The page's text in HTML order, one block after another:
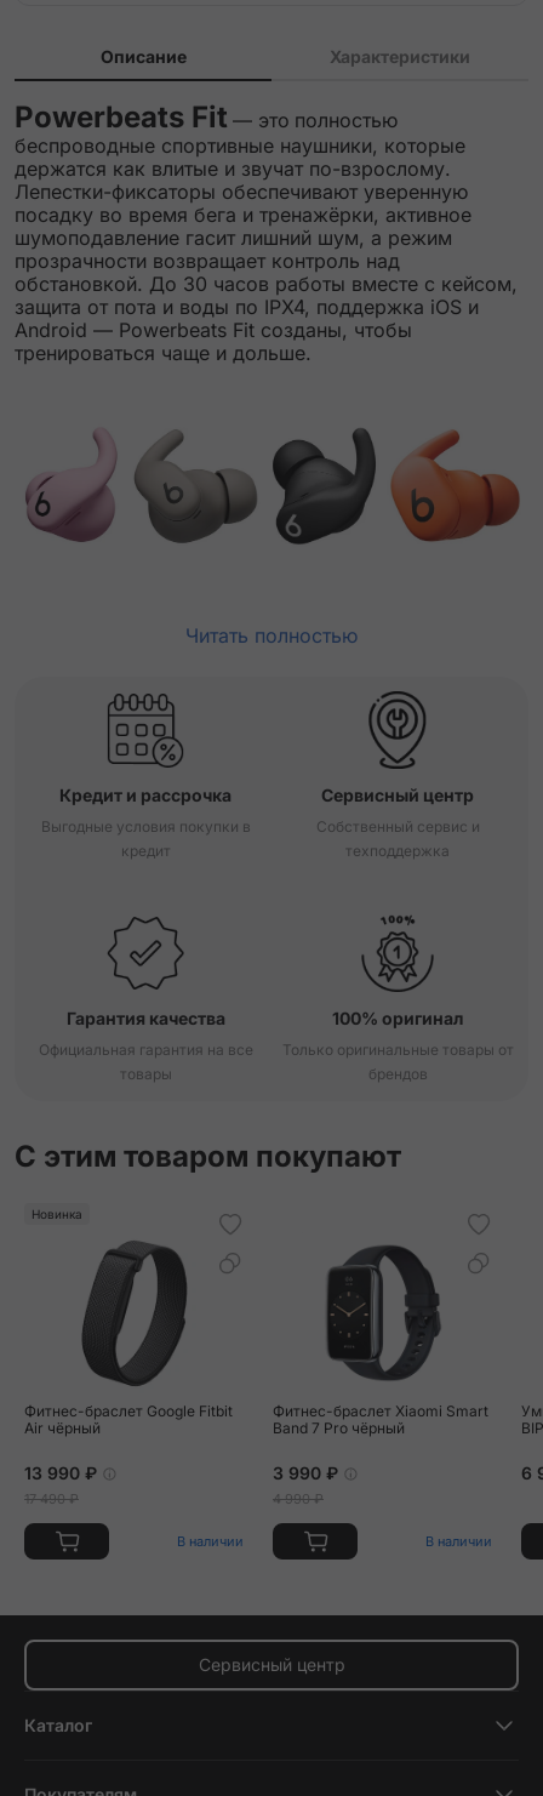
Описание Характеристики
Powerbeats Fit — это полностью
беспроводные спортивные наушники, которые
держатся как влитые и звучат по-взрослому.
Лепестки-фиксаторы обеспечивают уверенную
посадку во время бега и тренажёрки, активное
шумоподавление гасит лишний шум, а режим
прозрачности возвращает контроль над
обстановкой. До 30 часов работы вместе с кейсом,
защита от пота и воды по IPX4, поддержка iOS и
Android — Powerbeats Fit созданы, чтобы
тренироваться чаще и дольше.
Читать полностью
Кредит и рассрочка
Выгодные условия покупки в
кредит
Сервисный центр
Собственный сервис и
техподдержка
Гарантия качества
Официальная гарантия на все
товары
100% оригинал
Только оригинальные товары от
брендов
С этим товаром покупают
Новинка
Фитнес-браслет Google Fitbit
Air чёрный
13 990 ₽
17 490 ₽
В наличии
Фитнес-браслет Xiaomi Smart
Band 7 Pro чёрный
3 990 ₽
4 990 ₽
В наличии
6
Сервисный центр
Каталог